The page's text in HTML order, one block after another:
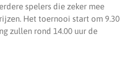
spelers die zeker mee
Het toernooi start om 9.30
zullen rond 14.00 uur de